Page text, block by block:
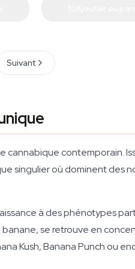
Suivant
contemporain.
singulier où dominent des
à des phénotypes
se retrouve en
Kush, Banana Punch ou